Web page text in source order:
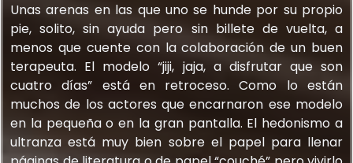
Unas arenas en las que uno se hunde por su propio
pie, solito, sin ayuda pero sin billete de vuelta, a
menos que cuente con la colaboración de un buen
terapeuta. El modelo “jiji, jaja, a disfrutar que son
cuatro días” está en retroceso. Como lo están
muchos de los actores que encarnaron ese modelo
en la pequeña o en la gran pantalla. El hedonismo a
ultranza está muy bien sobre el papel para llenar